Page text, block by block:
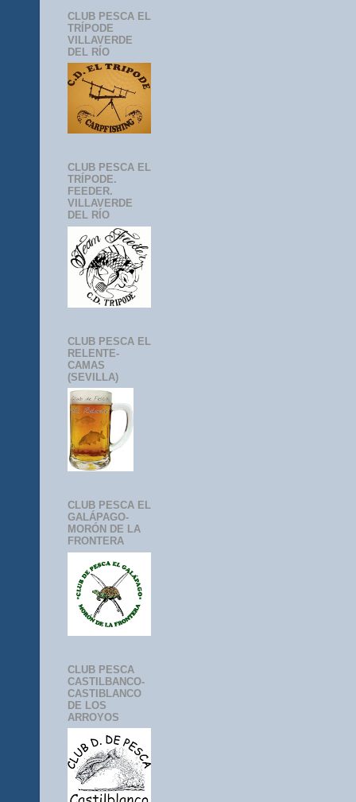
CLUB PESCA EL
TRÍPODE
VILLAVERDE
DEL RÍO
CLUB PESCA EL
TRÍPODE.
FEEDER.
VILLAVERDE
DEL RÍO
CLUB PESCA EL
RELENTE-
CAMAS
(SEVILLA)
CLUB PESCA EL
GALÁPAGO-
MORÓN DE LA
FRONTERA
CLUB PESCA
CASTILBANCO-
CASTIBLANCO
DE LOS
ARROYOS